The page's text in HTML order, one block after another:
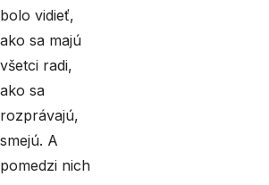
bolo vidieť,
ako sa majú
všetci radi,
ako sa
rozprávajú,
smejú. A
pomedzi nich